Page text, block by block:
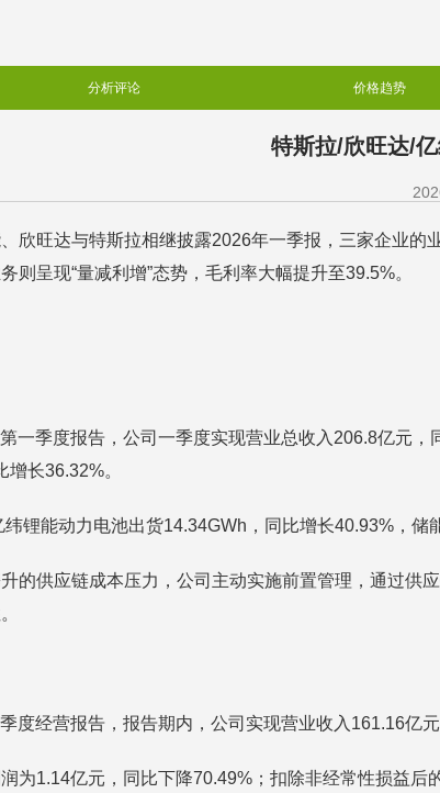
分析评论 价格趋势
特斯拉/欣旺达/
欣旺达与特斯拉相继披露2026年一季报，三家企业
则呈现“量减利增”态势，毛利率大幅提升至39.5%。
一季度报告，公司一季度实现营业总收入206.8亿元
长36.32%。
锂能动力电池出货14.34GWh，同比增长40.93%，储
的供应链成本压力，公司主动实施前置管理，通过供
度经营报告，报告期内，公司实现营业收入161.16亿
为1.14亿元，同比下降70.49%；扣除非经常性损益后